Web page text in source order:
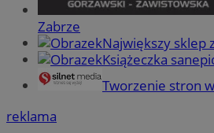
Zabrze
Największy sklep
Książeczka
Tworzenie stron
reklama